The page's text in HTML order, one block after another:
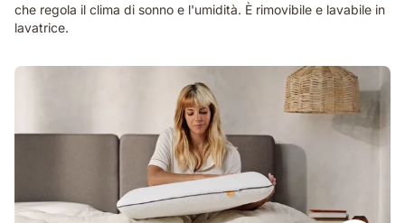
che regola il clima di sonno e l'umidità. È rimovibile e lavabile in
lavatrice.